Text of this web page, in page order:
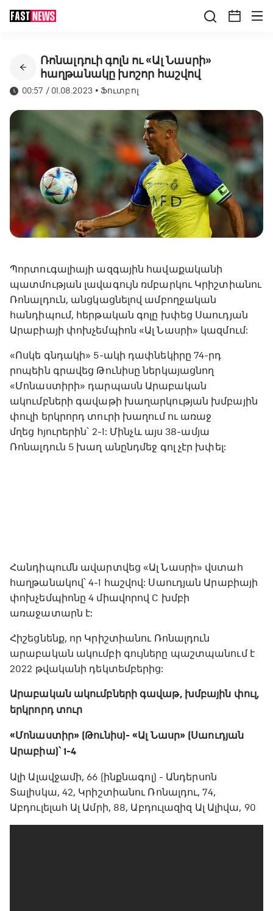
Ռոնալդուի գոլն ու «Ալ Նասրի»
հաղթանակը խոշոր հաշվով
00:57 / 01.08.2023 •Ֆուտբոլ
Պորտուգալիայի ազգային հավաքականի
պատմության լավագույն ռմբարկու Կրիշտիանու
Ռոնալդուն, անցկացնելով ամբողջական
հանդիպում, հերթական գոլը խփեց Սաուդյան
Արաբիայի փոխչեմպիոն «Ալ Նասրի» կազմում:
«Ոսկե գնդակի» 5-ակի դափնեկիրը 74-րդ
րոպեին գրավեց Թունիսը ներկայացնող
«Մոնաստիրի» դարպասն Արաբական
ակումբների գավաթի խաղարկության խմբային
փուլի երկրորդ տուրի խաղում ու առաջ
մղեց հյուրերին՝ 2-1: Մինչև այս 38-ամյա
Ռոնալդուն 5 խաղ անընդմեջ գոլ չէր խփել:
Հանդիպումն ավարտվեց «Ալ Նասրի» վստահ
հաղթանակով՝ 4-1 հաշվով: Սաուդյան Արաբիայի
փոխչեմպիոնը 4 միավորով C խմբի
առաջատարն է:
Հիշեցնենք, որ Կրիշտիանու Ռոնալդուն
արաբական ակումբի գույները պաշտպանում է
2022 թվականի դեկտեմբերից:
Արաբական ակումբների գավաթ, խմբային փուլ,
երկրորդ տուր
«Մոնաստիր» (Թունիս)- «Ալ Նասր» (Սաուդյան
Արաբիա)՝ 1-4
Ալի Ալավջամի, 66 (ինքնագոլ) - Անդերսոն
Տալիսկա, 42, Կրիշտիանու Ռոնալդու, 74,
Աբդուլելահ Ալ Ամրի, 88, Աբդուլազիզ Ալ Ալիվա, 90